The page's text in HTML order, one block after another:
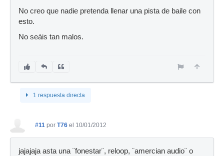
No creo que nadie pretenda llenar una pista de baile con
esto.
No seáis tan malos.
1 respuesta directa
#11 por T76 el 10/01/2012
jajajaja asta una ¨fonestar¨, reloop, ¨amercian audio¨ o